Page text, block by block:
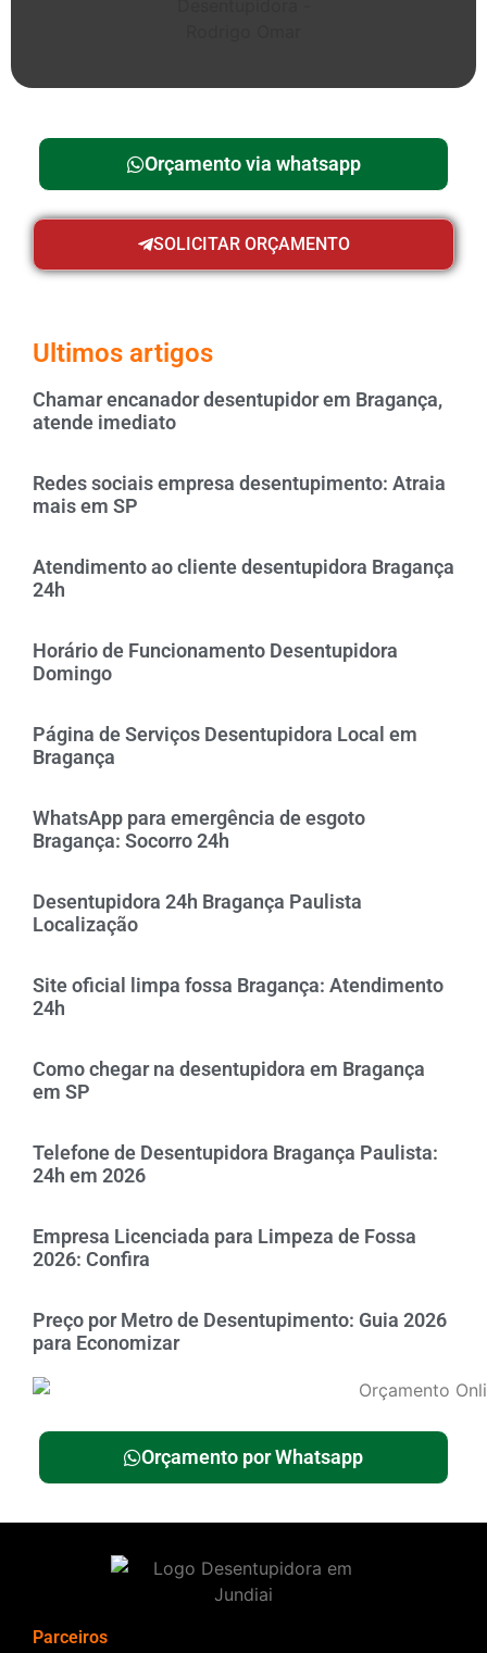
Orçamento via whatsapp
SOLICITAR ORÇAMENTO
Ultimos artigos
Chamar encanador desentupidor em Bragança,
atende imediato
Redes sociais empresa desentupimento: Atraia
mais em SP
Atendimento ao cliente desentupidora Bragança
24h
Horário de Funcionamento Desentupidora
Domingo
Página de Serviços Desentupidora Local em
Bragança
WhatsApp para emergência de esgoto
Bragança: Socorro 24h
Desentupidora 24h Bragança Paulista
Localização
Site oficial limpa fossa Bragança: Atendimento
24h
Como chegar na desentupidora em Bragança
em SP
Telefone de Desentupidora Bragança Paulista:
24h em 2026
Empresa Licenciada para Limpeza de Fossa
2026: Confira
Preço por Metro de Desentupimento: Guia 2026
para Economizar
Orçamento por Whatsapp
Parceiros